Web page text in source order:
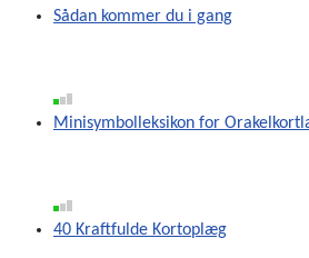
Sådan kommer du i gang
Minisymbolleksikon for
40 Kraftfulde Kortoplæg